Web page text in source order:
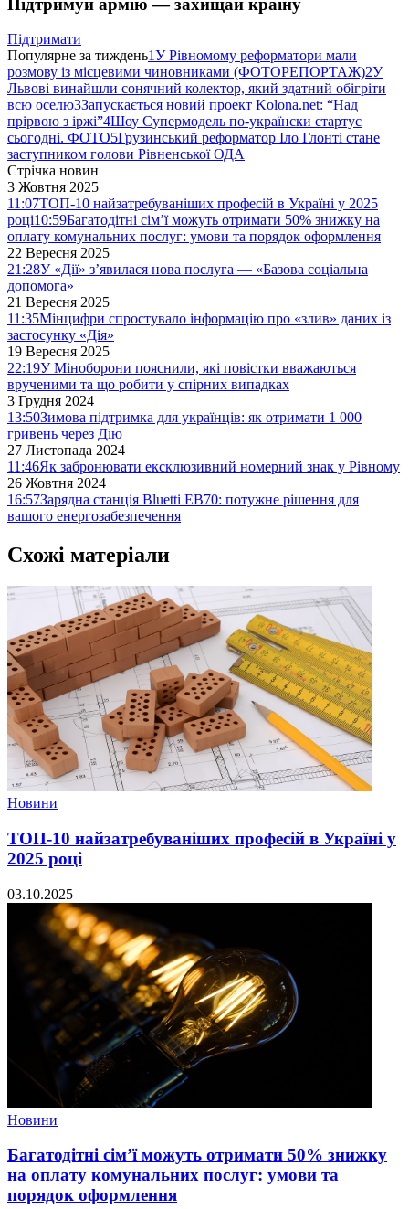
Підтримати
Популярне за тиждень1У Рівномому реформатори мали
розмову із місцевими чиновниками (ФОТОРЕПОРТАЖ)2У
Львові винайшли сонячний колектор, який здатний обігріти
всю оселю3Запускається новий проект Kolona.net: “Над
прірвою з іржі”4Шоу Супермодель по-українски стартує
сьогодні. ФОТО5Грузинський реформатор Іло Глонті стане
заступником голови Рівненської ОДА
Стрічка новин
3 Жовтня 2025
11:07ТОП-10 найзатребуваніших професій в Україні у 2025
році10:59Багатодітні сім’ї можуть отримати 50% знижку на
оплату комунальних послуг: умови та порядок оформлення
22 Вересня 2025
21:28У «Дії» з’явилася нова послуга — «Базова соціальна
допомога»
21 Вересня 2025
11:35Мінцифри спростувало інформацію про «злив» даних із
застосунку «Дія»
19 Вересня 2025
22:19У Міноборони пояснили, які повістки вважаються
врученими та що робити у спірних випадках
3 Грудня 2024
13:50Зимова підтримка для українців: як отримати 1 000
гривень через Дію
27 Листопада 2024
11:46Як забронювати ексклюзивний номерний знак у Рівному
26 Жовтня 2024
16:57Зарядна станція Bluetti EB70: потужне рішення для
вашого енергозабезпечення
Схожі матеріали
Новини
ТОП-10 найзатребуваніших професій в Україні у
2025 році
03.10.2025
Новини
Багатодітні сім’ї можуть отримати 50% знижку
на оплату комунальних послуг: умови та
порядок оформлення